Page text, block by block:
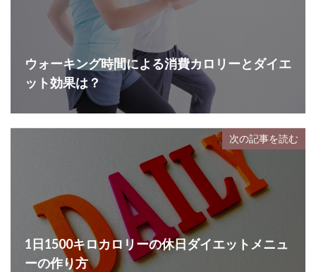
ウォーキング時間による消費カロリーとダイエ
ット効果は？
次の記事を読む
1日1500キロカロリーの休日ダイエットメニュ
ーの作り方